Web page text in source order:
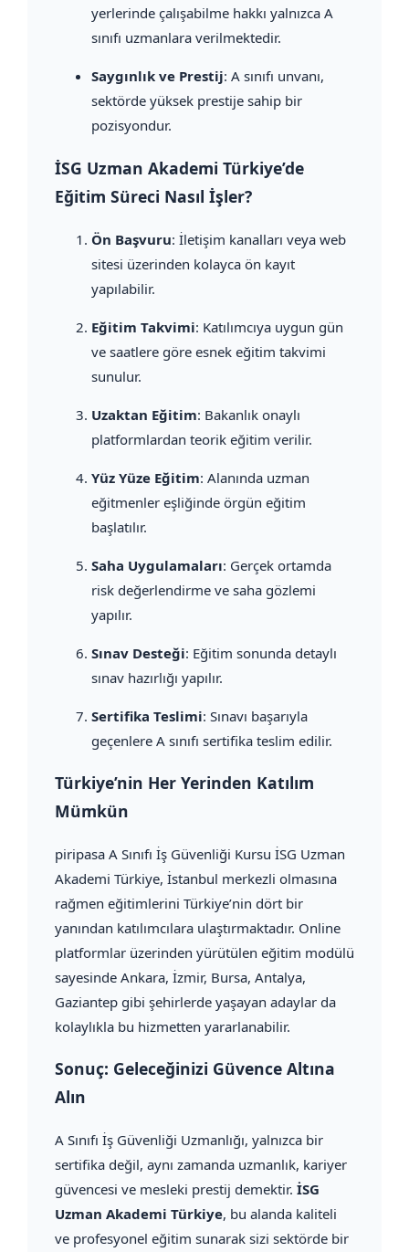
yerlerinde çalışabilme hakkı yalnızca A
sınıfı uzmanlara verilmektedir.
Saygınlık ve Prestij: A sınıfı unvanı,
sektörde yüksek prestije sahip bir
pozisyondur.
İSG Uzman Akademi Türkiye’de
Eğitim Süreci Nasıl İşler?
Ön Başvuru: İletişim kanalları veya web
sitesi üzerinden kolayca ön kayıt
yapılabilir.
Eğitim Takvimi: Katılımcıya uygun gün
ve saatlere göre esnek eğitim takvimi
sunulur.
Uzaktan Eğitim: Bakanlık onaylı
platformlardan teorik eğitim verilir.
Yüz Yüze Eğitim: Alanında uzman
eğitmenler eşliğinde örgün eğitim
başlatılır.
Saha Uygulamaları: Gerçek ortamda
risk değerlendirme ve saha gözlemi
yapılır.
Sınav Desteği: Eğitim sonunda detaylı
sınav hazırlığı yapılır.
Sertifika Teslimi: Sınavı başarıyla
geçenlere A sınıfı sertifika teslim edilir.
Türkiye’nin Her Yerinden Katılım
Mümkün
piripasa A Sınıfı İş Güvenliği Kursu İSG Uzman
Akademi Türkiye, İstanbul merkezli olmasına
rağmen eğitimlerini Türkiye’nin dört bir
yanından katılımcılara ulaştırmaktadır. Online
platformlar üzerinden yürütülen eğitim modülü
sayesinde Ankara, İzmir, Bursa, Antalya,
Gaziantep gibi şehirlerde yaşayan adaylar da
kolaylıkla bu hizmetten yararlanabilir.
Sonuç: Geleceğinizi Güvence Altına
Alın
A Sınıfı İş Güvenliği Uzmanlığı, yalnızca bir
sertifika değil, aynı zamanda uzmanlık, kariyer
güvencesi ve mesleki prestij demektir. İSG
Uzman Akademi Türkiye, bu alanda kaliteli
ve profesyonel eğitim sunarak sizi sektörde bir